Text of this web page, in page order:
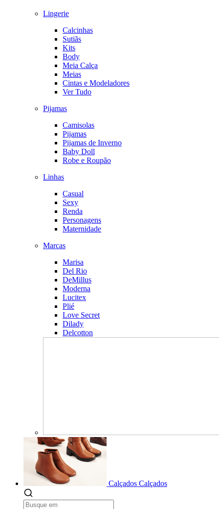
Lingerie
Calcinhas
Sutiãs
Kits
Body
Meia Calça
Meias
Cintas e Modeladores
Ver Tudo
Pijamas
Camisolas
Pijamas
Pijamas de Inverno
Baby Doll
Robe e Roupão
Linhas
Casual
Sexy
Renda
Personagens
Maternidade
Marcas
Marisa
Del Rio
DeMillus
Moderna
Lucitex
Plié
Love Secret
Dilady
Delcotton
Calçados Calçados